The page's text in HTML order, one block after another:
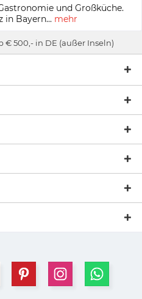
und Großküche.
in Bayern... mehr
€ 500,- in DE (außer Inseln)